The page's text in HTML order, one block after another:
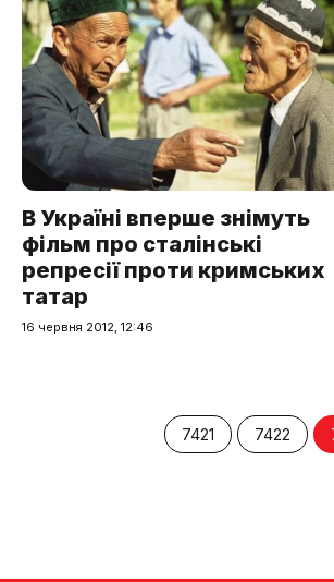
В Україні вперше знімуть
фільм про сталінські
репресії проти кримських
татар
16 червня 2012, 12:46
7421 7422